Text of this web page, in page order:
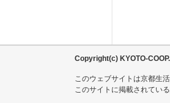
Copyright(c) KYOTO-
このウェブサイトは京都生
このサイトに掲載されてい